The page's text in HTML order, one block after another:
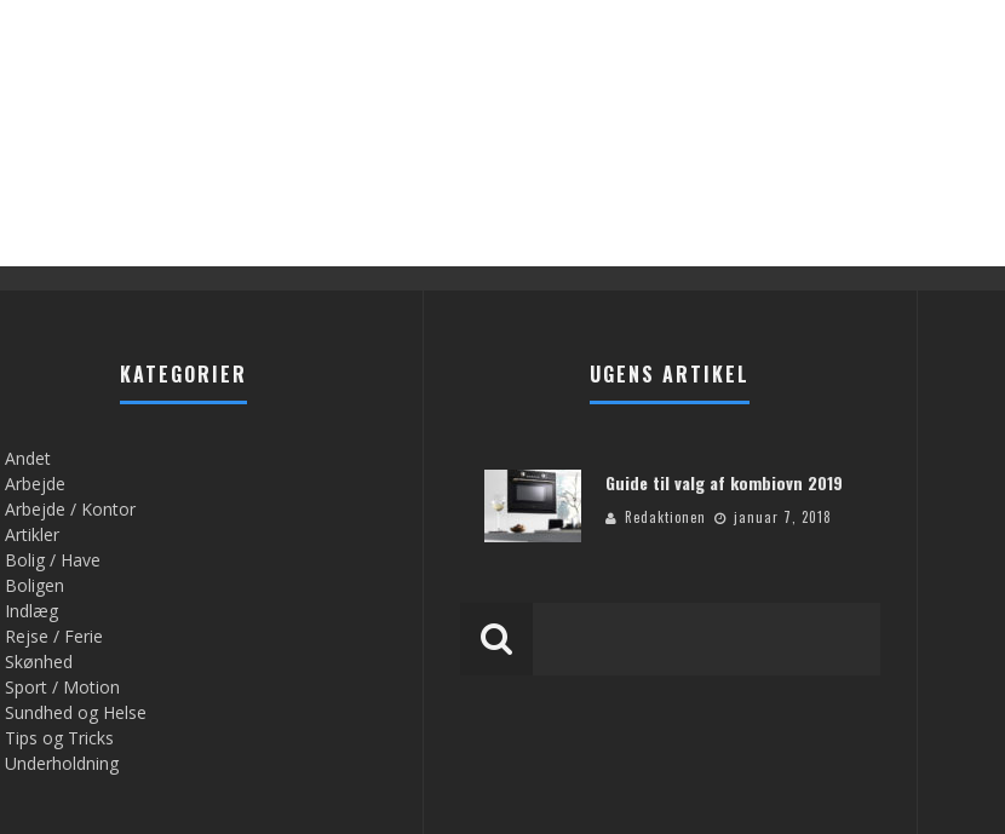
KATEGORIER
Andet
Arbejde
Arbejde / Kontor
Artikler
Bolig / Have
Boligen
Indlæg
Rejse / Ferie
Skønhed
Sport / Motion
Sundhed og Helse
Tips og Tricks
Underholdning
UGENS ARTIKEL
Guide til valg af kombiovn 2019
Redaktionen januar 7, 2018